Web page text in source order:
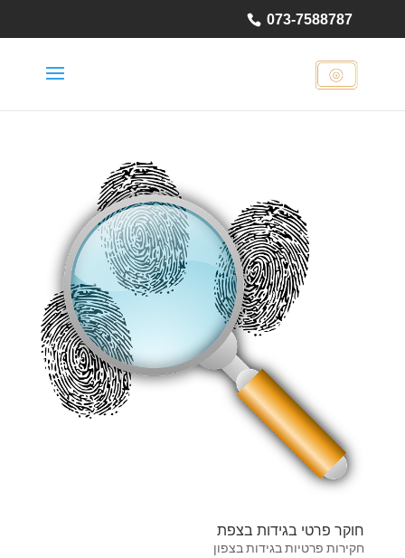
073-7588787
חוקר פרטי בגידות בצפת
חקירות פרטיות בגידות בצפון